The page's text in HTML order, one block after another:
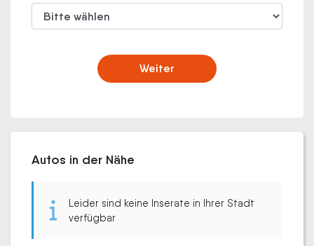
Weiter
Autos in der Nähe
Leider sind keine Inserate in Ihrer Stadt
verfügbar